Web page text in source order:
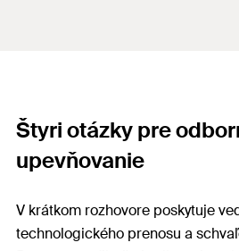
Štyri otázky pre
upevňovanie
V krátkom rozhovore poskytuje
technologického prenosu a